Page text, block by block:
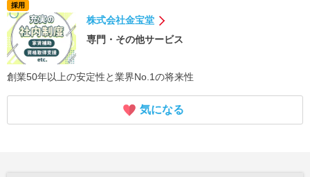
採用
株式会社金宝堂
専門・その他サービス
創業50年以上の安定性と業界No.1の将来性
気になる